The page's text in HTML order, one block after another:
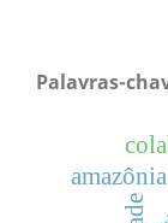
Palavras-